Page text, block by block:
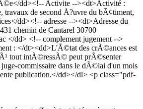
dd><!-- Activite --><dt>Activité :
travaux de second Å?uvre du bÃ¢timent,
dd><!-- adresse --><dt>Adresse du
chemin de Cantarel 30700
</dd> <!-- complement jugement -->
: </dt><dd>L'Ã©tat des crÃ©ances est
tout intÃ©ressÃ© peut prÃ©senter
commissaire dans le dÃ©lai d'un mois
publication.</dd></dl> <p class="pdf-